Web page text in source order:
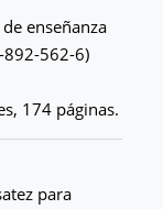
enseñanza
892-562-6)
174 páginas.
para